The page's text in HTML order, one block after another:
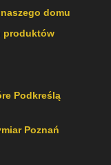
domu
produktów
Podkreślą
Poznań